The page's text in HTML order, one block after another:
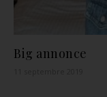
Big annonce